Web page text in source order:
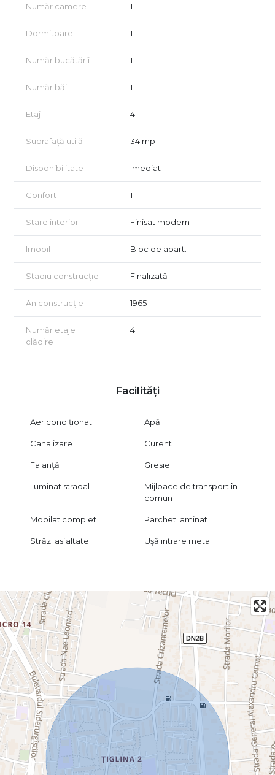
Număr camere 1
Dormitoare 1
Număr bucătării 1
Număr băi 1
Etaj 4
Suprafață utilă 34 mp
Disponibilitate Imediat
Confort 1
Stare interior Finisat modern
Imobil Bloc de apart.
Stadiu construcție Finalizată
An construcție 1965
Număr etaje
clădire
4
Facilități
Aer condiționat Apă
Canalizare Curent
Faianță Gresie
Iluminat stradal
Mijloace de transport în
comun
Mobilat complet Parchet laminat
Străzi asfaltate Ușă intrare metal